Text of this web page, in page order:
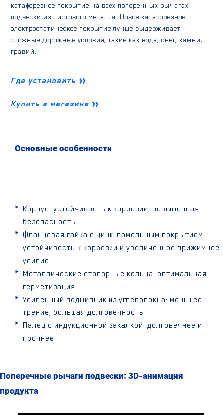
катафорезное покрытие на всех поперечных рычагах
подвески из листового металла. Новое катафорезное
электростатическое покрытие лучше выдерживает
сложные дорожные условия, такие как вода, снег, камни,
гравий.
Где установить
Купить в магазине
Основные особенности
Корпус: устойчивость к коррозии, повышенная
безопасность
Фланцевая гайка с цинк-ламельным покрытием:
устойчивость к коррозии и увеличенное прижимное
усилие
Металлические стопорные кольца: оптимальная
герметизация
Усиленный подшипник из углеволокна: меньшее
трение, большая долговечность
Палец с индукционной закалкой: долговечнее и
прочнее
Поперечные рычаги подвески: 3D-анимация
продукта